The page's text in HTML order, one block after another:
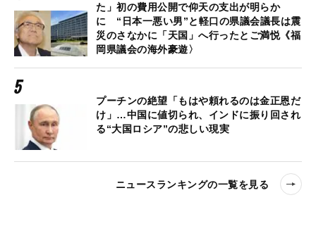
た」初の費用公開で仰天の支出が明らか
に “日本一悪い男”と軽口の県議会議長は震
災のさなかに「天国」へ行ったとご満悦《福
岡県議会の海外豪遊〉
プーチンの絶望「もはや頼れるのは金正恩だ
け」…中国に値切られ、インドに振り回され
る“大国ロシア”の悲しい現実
ニュースランキングの一覧を見る